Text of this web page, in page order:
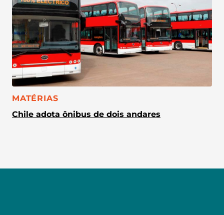
CATEGORIA:
MATÉRIAS
Chile adota ônibus de dois andares